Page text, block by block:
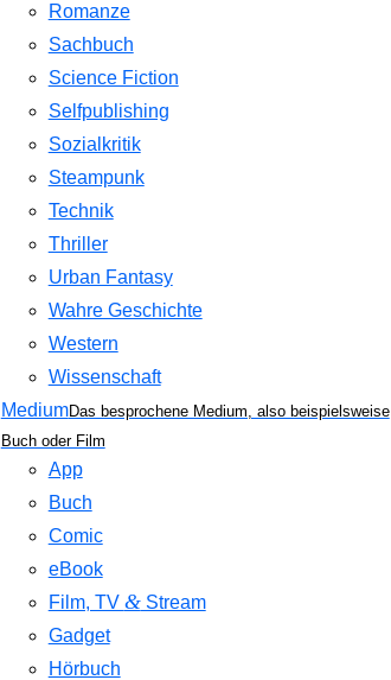
Romanze
Sachbuch
Science Fiction
Selfpublishing
Sozialkritik
Steampunk
Technik
Thriller
Urban Fantasy
Wahre Geschichte
Western
Wissenschaft
MediumDas besprochene Medium, also beispielsweise
Buch oder Film
App
Buch
Comic
eBook
Film, TV &Stream
Gadget
Hörbuch